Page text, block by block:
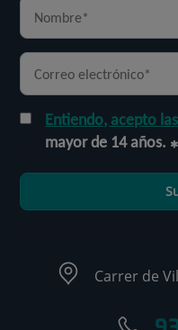
Entiendo, acepto
mayor de 14 años.
Carrer de